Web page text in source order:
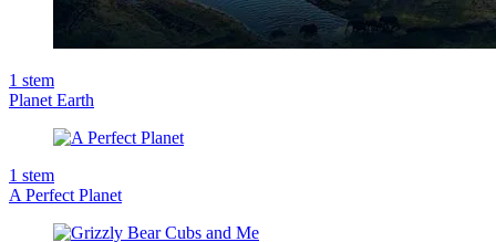
1 stem
Planet Earth
1 stem
A Perfect Planet